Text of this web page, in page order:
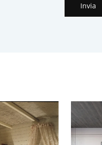
Invia